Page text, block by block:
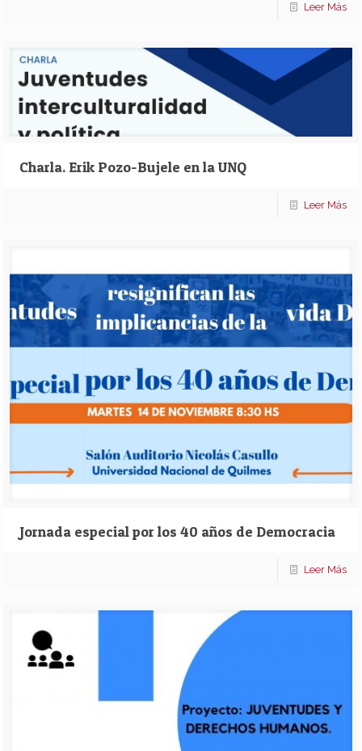
Leer Más
Charla. Erik Pozo-Bujele en la UNQ
Leer Más
Jornada especial por los 40 años de Democracia
Leer Más